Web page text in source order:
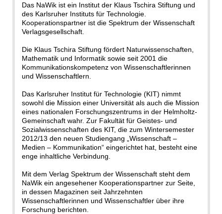
Das NaWik ist ein Institut der Klaus Tschira Stiftung und
des Karlsruher Instituts für Technologie.
Kooperationspartner ist die Spektrum der Wissenschaft
Verlagsgesellschaft.
Die Klaus Tschira Stiftung fördert Naturwissenschaften,
Mathematik und Informatik sowie seit 2001 die
Kommunikationskompetenz von Wissenschaftlerinnen
und Wissenschaftlern.
Das Karlsruher Institut für Technologie (KIT) nimmt
sowohl die Mission einer Universität als auch die Mission
eines nationalen Forschungszentrums in der Helmholtz-
Gemeinschaft wahr. Zur Fakultät für Geistes- und
Sozialwissenschaften des KIT, die zum Wintersemester
2012/13 den neuen Studiengang „Wissenschaft –
Medien – Kommunikation“ eingerichtet hat, besteht eine
enge inhaltliche Verbindung.
Mit dem Verlag Spektrum der Wissenschaft steht dem
NaWik ein angesehener Kooperationspartner zur Seite,
in dessen Magazinen seit Jahrzehnten
Wissenschaftlerinnen und Wissenschaftler über ihre
Forschung berichten.